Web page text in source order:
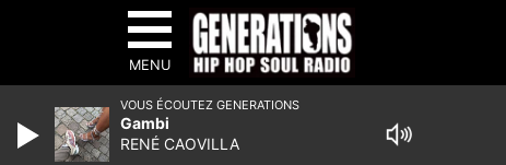
MENU
VOUS ÉCOUTEZ GENERATIONS
Gambi
RENÉ CAOVILLA